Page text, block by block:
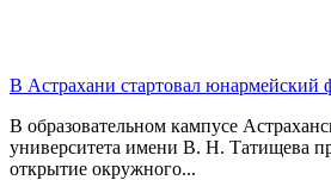
В Астрахани стартовал юнармейский
В образовательном кампусе
университета имени В. Н. Татищева
открытие окружного...